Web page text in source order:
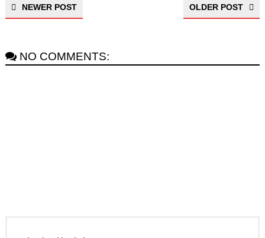
NEWER POST OLDER POST
NO COMMENTS: